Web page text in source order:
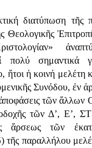
διατύπωση τῆς
Θεολογικῆς
πολύ σημαντικά
ἤτοι ἡ κοινή μελέτη
Συνόδου, ἐν
ἀποφάσεις τῶν
τῶν Δ’, Ε’,
τῶν
τῆς παραλλήλου